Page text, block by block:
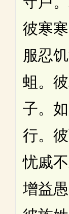
彼寒
服忍
蛆。
子。
行。
忧戚
增益